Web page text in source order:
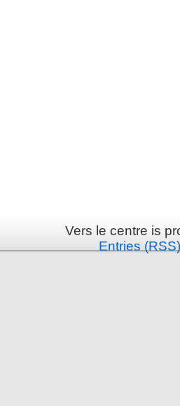
Vers le centre is
Entries (RSS)